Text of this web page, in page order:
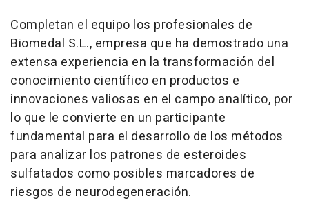
Completan el equipo los profesionales de
Biomedal S.L., empresa que ha demostrado una
extensa experiencia en la transformación del
conocimiento científico en productos e
innovaciones valiosas en el campo analítico, por
lo que le convierte en un participante
fundamental para el desarrollo de los métodos
para analizar los patrones de esteroides
sulfatados como posibles marcadores de
riesgos de neurodegeneración.